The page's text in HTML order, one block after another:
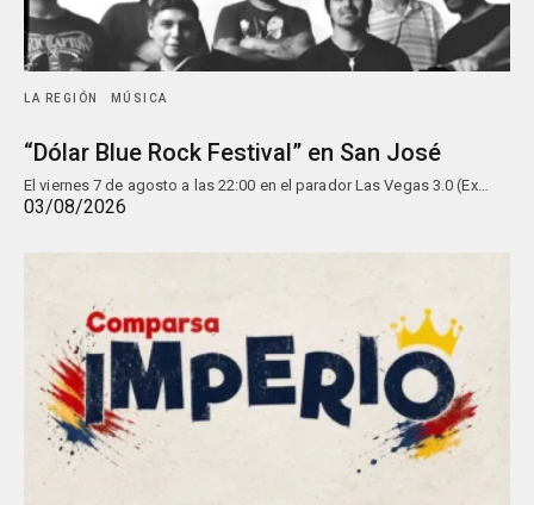
LA REGIÓN MÚSICA
“Dólar Blue Rock Festival” en San José
El viernes 7 de agosto a las 22:00 en el parador Las Vegas 3.0 (Ex…
03/08/2026